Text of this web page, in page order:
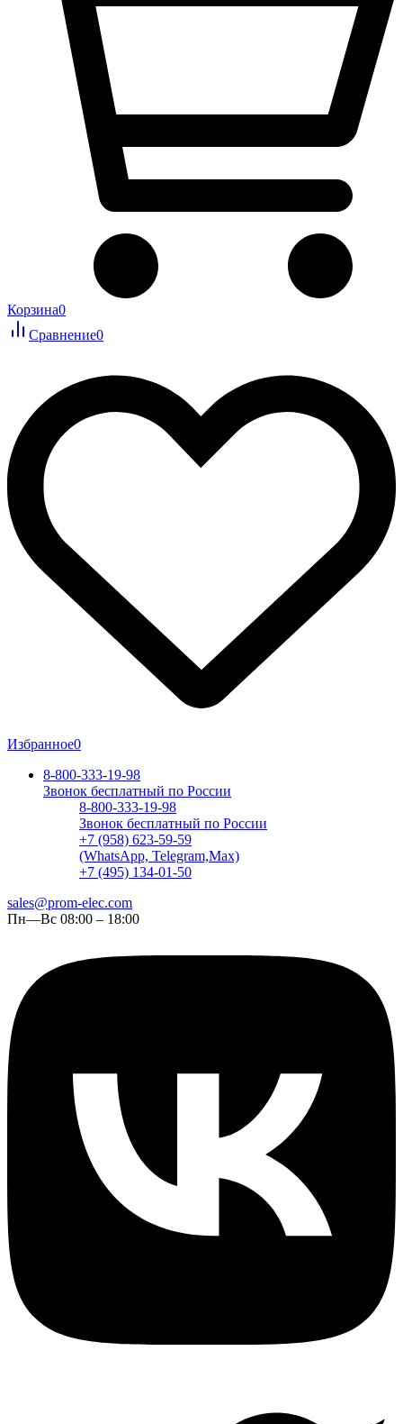
Корзина0
Сравнение0
Избранное0
8-800-333-19-98
Звонок бесплатный по России
8-800-333-19-98
Звонок бесплатный по России
+7 (958) 623-59-59
(WhatsApp, Telegram,Max)
+7 (495) 134-01-50
sales@prom-elec.com
Пн—Вс 08:00 – 18:00